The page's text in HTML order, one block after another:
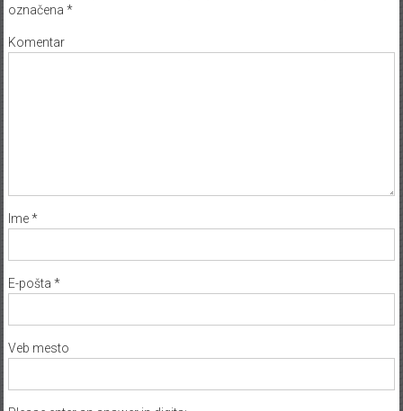
označena *
Komentar
Ime*
E-pošta *
Veb mesto